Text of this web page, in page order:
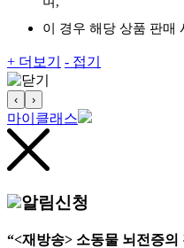
이 경우 해당 상품 판매
+ 더보기 - 접기
‹ ›
마이클래스
알림신청
“<재방송> 소동물 뇌전증의